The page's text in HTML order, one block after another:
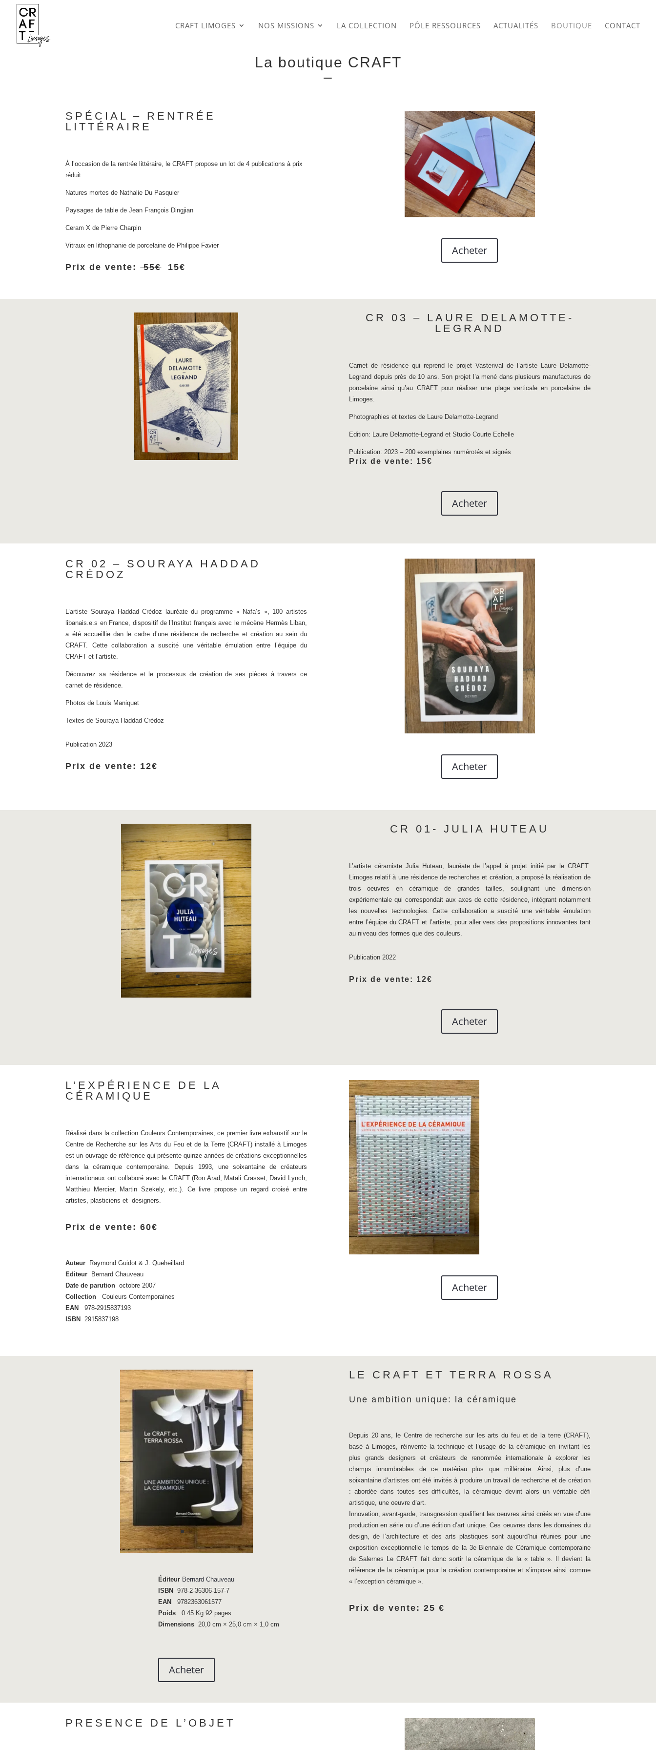
CRAFT LIMOGES NOS MISSIONS LA COLLECTION PÔLE RESSOURCES ACTUALITÉS BOUTIQUE CONTACT
La boutique CRAFT
–
SPÉCIAL – RENTRÉE
LITTÉRAIRE
À l’occasion de la rentrée littéraire, le CRAFT propose un lot de 4 publications à prix
réduit.
Natures mortes de Nathalie Du Pasquier
Paysages de table de Jean François Dingjian
Ceram X de Pierre Charpin
Vitraux en lithophanie de porcelaine de Philippe Favier
Prix de vente:55€15€
Acheter
CR 03 – LAURE DELAMOTTE-
LEGRAND
Carnet de résidence qui reprend le projet Vasterival de l’artiste Laure Delamotte-
Legrand depuis près de 10 ans. Son projet l’a mené dans plusieurs manufactures de
porcelaine ainsi qu’au CRAFT pour réaliser une plage verticale en porcelaine de
Limoges.
Photographies et textes de Laure Delamotte-Legrand
Edition: Laure Delamotte-Legrand et Studio Courte Echelle
Publication: 2023 – 200 exemplaires numérotés et signés
Prix de vente: 15€
Acheter
CR 02 – SOURAYA HADDAD
CRÉDOZ
L’artiste Souraya Haddad Crédoz lauréate du programme « Nafa’s », 100 artistes
libanais.e.s en France, dispositif de l’Institut français avec le mécène Hermès Liban,
a été accueillie dan le cadre d’une résidence de recherche et création au sein du
CRAFT. Cette collaboration a suscité une véritable émulation entre l’équipe du
CRAFT et l’artiste.
Découvrez sa résidence et le processus de création de ses pièces à travers ce
carnet de résidence.
Photos de Louis Maniquet
Textes de Souraya Haddad Crédoz
Publication 2023
Prix de vente: 12€ Acheter
CR 01- JULIA HUTEAU
L’artiste céramiste Julia Huteau, lauréate de l’appel à projet initié par le CRAFT
Limoges relatif à une résidence de recherches et création, a proposé la réalisation de
trois oeuvres en céramique de grandes tailles, soulignant une dimension
expériementale qui correspondait aux axes de cette résidence, intégrant notamment
les nouvelles technologies. Cette collaboration a suscité une véritable émulation
entre l’équipe du CRAFT et l’artiste, pour aller vers des propositions innovantes tant
au niveau des formes que des couleurs.
Publication 2022
Prix de vente: 12€
Acheter
L’EXPÉRIENCE DE LA
CÉRAMIQUE
Réalisé dans la collection Couleurs Contemporaines, ce premier livre exhaustif sur le
Centre de Recherche sur les Arts du Feu et de la Terre (CRAFT) installé à Limoges
est un ouvrage de référence qui présente quinze années de créations exceptionnelles
dans la céramique contemporaine. Depuis 1993, une soixantaine de créateurs
internationaux ont collaboré avec le CRAFT (Ron Arad, Matali Crasset, David Lynch,
Matthieu Mercier, Martin Szekely, etc.). Ce livre propose un regard croisé entre
artistes, plasticiens et designers.
Prix de vente: 60€
Auteur Raymond Guidot & J. Queheillard
Editeur
Bernard Chauveau
Date de parution octobre 2007
Collection Couleurs Contemporaines
EAN
978-2915837193
ISBN
2915837198
Acheter
Éditeur Bernard Chauveau
ISBN
978-2-36306-157-7
EAN
9782363061577
Poids 0.45 Kg 92 pages
Dimensions 20,0 cm × 25,0 cm × 1,0 cm
Acheter
LE CRAFT ET TERRA ROSSA
Une ambition unique: la céramique
Depuis 20 ans, le Centre de recherche sur les arts du feu et de la terre (CRAFT),
basé à Limoges, réinvente la technique et l’usage de la céramique en invitant les
plus grands designers et créateurs de renommée internationale à explorer les
champs innombrables de ce matériau plus que millénaire. Ainsi, plus d’une
soixantaine d’artistes ont été invités à produire un travail de recherche et de création
: abordée dans toutes ses difficultés, la céramique devint alors un véritable défi
artistique, une oeuvre d’art.
Innovation, avant-garde, transgression qualifient les oeuvres ainsi créés en vue d’une
production en série ou d’une édition d’art unique. Ces oeuvres dans les domaines du
design, de l’architecture et des arts plastiques sont aujourd’hui réunies pour une
exposition exceptionnelle le temps de la 3e Biennale de Céramique contemporaine
de Salernes Le CRAFT fait donc sortir la céramique de la « table ». Il devient la
référence de la céramique pour la création contemporaine et s’impose ainsi comme
« l’exception céramique ».
Prix de vente: 25 €
PRESENCE DE L’OBJET